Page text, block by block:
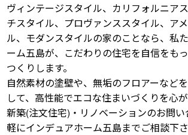
ヴィンテージスタイル、カリフォルニア
チスタイル、プロヴァンススタイル、ア
ル、モダンスタイルの家のことなら、私
ーム五島が、こだわりの住宅を自信をも
つくりします。
自然素材の塗壁や、無垢のフロアーなど
して、高性能でエコな住まいづくりを心が
新築(注文住宅)・リノベーションのお問
軽にインデュアホーム五島までご相談下さ